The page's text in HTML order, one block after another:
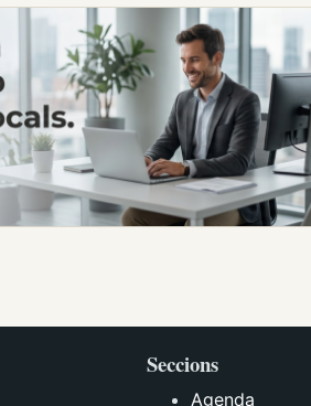
Seccions
Agenda